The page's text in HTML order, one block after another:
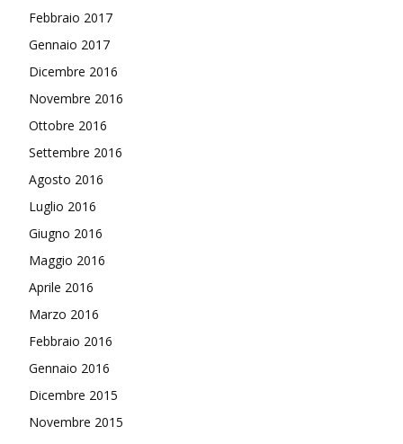
Febbraio 2017
Gennaio 2017
Dicembre 2016
Novembre 2016
Ottobre 2016
Settembre 2016
Agosto 2016
Luglio 2016
Giugno 2016
Maggio 2016
Aprile 2016
Marzo 2016
Febbraio 2016
Gennaio 2016
Dicembre 2015
Novembre 2015